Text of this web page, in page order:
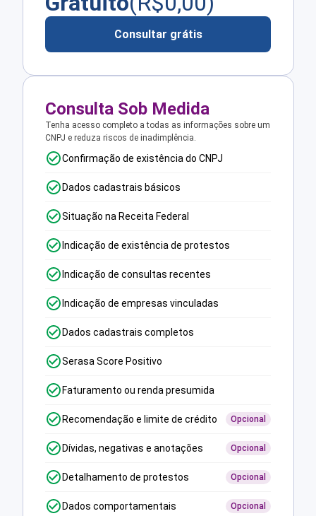
Consultar grátis
Consulta Sob Medida
Tenha acesso completo a todas as informações sobre um
CNPJ e reduza riscos de inadimplência.
Confirmação de existência do CNPJ
Dados cadastrais básicos
Situação na Receita Federal
Indicação de existência de protestos
Indicação de consultas recentes
Indicação de empresas vinculadas
Dados cadastrais completos
Serasa Score Positivo
Faturamento ou renda presumida
Recomendação e limite de crédito Opcional
Dívidas, negativas e anotações Opcional
Detalhamento de protestos Opcional
Dados comportamentais Opcional